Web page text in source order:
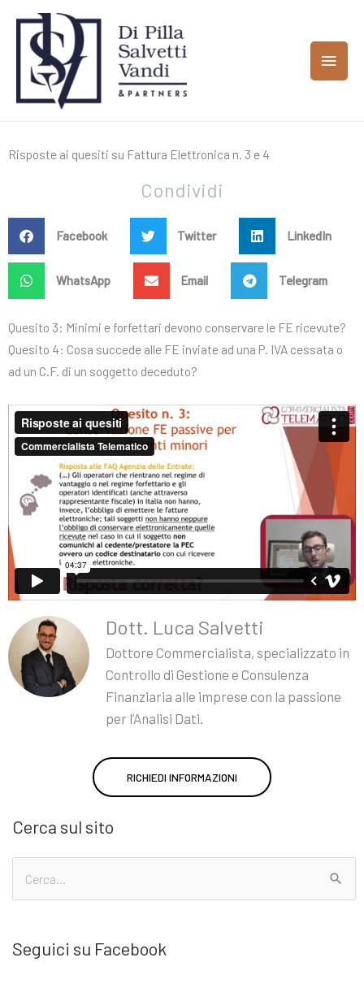
contenuto
Risposte ai quesiti su Fattura Elettronica n. 3 e 4
Condividi
Facebook Twitter LinkedIn
WhatsApp Email Telegram
Quesito 3: Minimi e forfettari devono conservare le FE ricevute?
Quesito 4: Cosa succede alle FE inviate ad una P. IVA cessata o
ad un C.F. di un soggetto deceduto?
Dott. Luca Salvetti
Dottore Commercialista, specializzato in
Controllo di Gestione e Consulenza
Finanziaria alle imprese con la passione
per l’Analisi Dati.
RICHIEDI INFORMAZIONI
Cerca sul sito
Cerca:
Seguici su Facebook